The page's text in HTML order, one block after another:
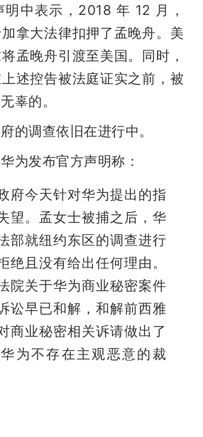
中表示，2018 年 12 月，
拿大法律扣押了孟晚舟。美
孟晚舟引渡至美国。同时，
述控告被法庭证实之前，被
辜的。
的调查依旧在进行中。
为发布官方声明称：
府今天针对华为提出的指
望。孟女士被捕之后，华
部就纽约东区的调查进行
绝且没有给出任何理由。
院关于华为商业秘密案件
讼早已和解，和解前西雅
商业秘密相关诉请做出了
为不存在主观恶意的裁